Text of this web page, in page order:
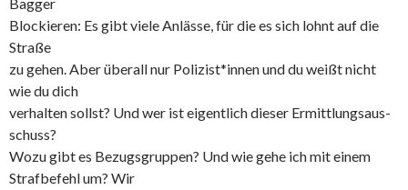
Bagger
Blockieren: Es gibt viele Anlässe, für die es sich lohnt auf die
Straße
zu gehen. Aber überall nur Polizist*innen und du weißt nicht
wie du dich
verhalten sollst? Und wer ist eigentlich dieser Ermittlungsaus-
schuss?
Wozu gibt es Bezugsgruppen? Und wie gehe ich mit einem
Strafbefehl um? Wir